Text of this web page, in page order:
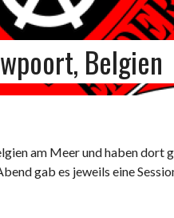
Belgien
am Meer und haben dort
gab es jeweils eine